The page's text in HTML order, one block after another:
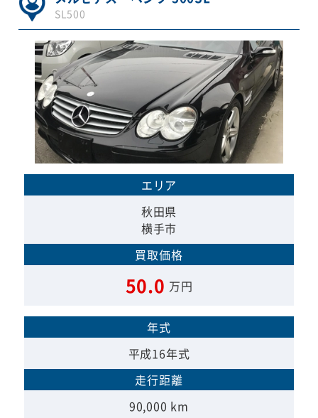
SL500
エリア
秋田県
横手市
買取価格
50.0 万円
年式
平成16年式
走行距離
90,000 km